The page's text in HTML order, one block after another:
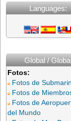
Languages:
Global / Global
Fotos:
Fotos de
Fotos de
Fotos de
del Mundo